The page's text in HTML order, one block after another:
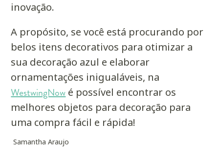
inovação.
A propósito, se você está procurando por
belos itens decorativos para otimizar a
sua decoração azul e elaborar
ornamentações inigualáveis, na
WestwingNow é possível encontrar os
melhores objetos para decoração para
uma compra fácil e rápida!
Samantha Araujo